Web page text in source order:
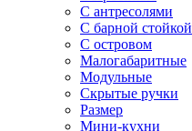
С антресолями
С барной стойкой
С островом
Малогабаритные
Модульные
Скрытые ручки
Размер
Мини-кухни